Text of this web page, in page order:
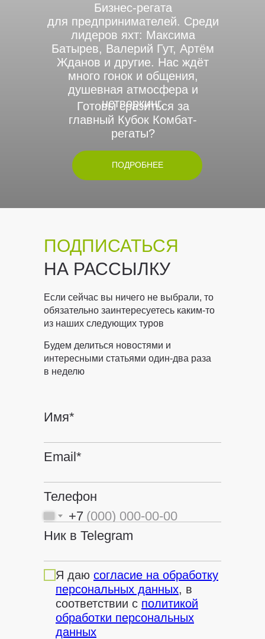
Бизнес-регата
для предпринимателей. Среди
лидеров яхт: Максима
Батырев, Валерий Гут, Артём
Жданов и другие. Нас ждёт
много гонок и общения,
душевная атмосфера и
нетворкинг.
Готовы сразиться за
главный Кубок Комбат-
регаты?
ПОДРОБНЕЕ
ПОДПИСАТЬСЯ
НА РАССЫЛКУ
Если сейчас вы ничего не выбрали, то
обязательно заинтересуетесь каким-то
из наших следующих туров
Имя*
Email*
Телефон
+7
Ник в Telegram
Я даю согласие на обработку
персональных данных, в
соответствии с политикой
обработки персональных
данных
Будем делиться новостями и
интересными статьями один-два раза
в неделю